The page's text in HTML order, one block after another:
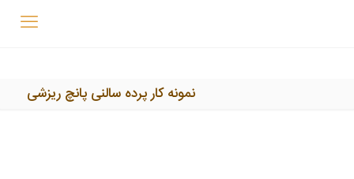
نمونه کار پرده سالنی پانچ ریزشی